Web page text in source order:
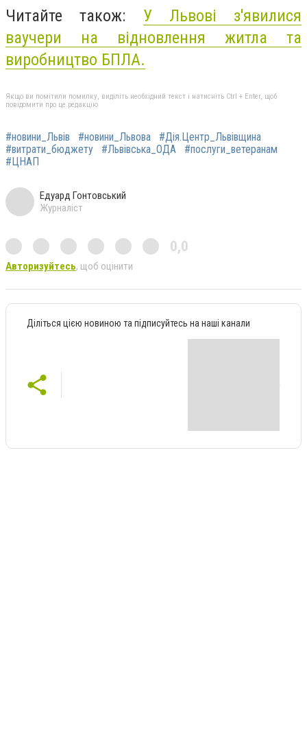
Читайте також: У Львові з'явилися
ваучери на відновлення житла та
виробництво БПЛА.
Якщо ви помітили помилку, виділіть необхідний текст і натисніть Ctrl + Enter, щоб
повідомити про це редакцію
#новини_Львів #новини_Львова
#Дія.Центр_Львівщина
#витрати_бюджету
#Львівська_ОДА
#послуги_ветеранам
#ЦНАП
Едуард Гонтовський
Журналіст
0,0
Авторизуйтесь, щоб оцінити
Діліться цією новиною та підписуйтесь на наші канали